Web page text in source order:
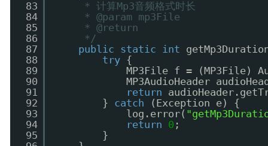
83
84
85
86
87
88
89
90
91
92
93
94
95
* 计算Mp3音频格式时长
* @param mp3File
* @return
*/
public
static int
try {
MP3File f = (MP3File)
MP3AudioHeader
return
} catch
(Exception e) {
log.error(
return
0 ;
}